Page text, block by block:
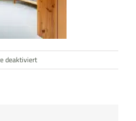
deaktiviertfür
Großes